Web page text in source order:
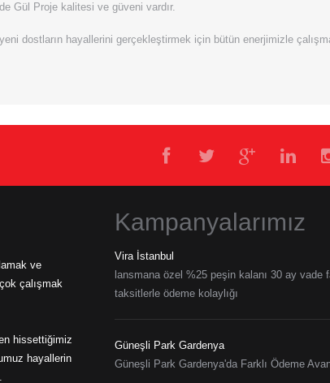
Gül Proje kalitesi ve güveni vardır.
dostların hayallerini gerçekleştirmek için bütün enerjimizle
ve
çalışmak
hissettiğimiz
hayallerin
Kampanyalarımız
Vira İstanbul
lansmana özel %25 peşin kalanı 30 ay vade
taksitlerle ödeme kolaylığı
Güneşli Park Gardenya
Güneşli Park Gardenya'da Farklı Ödeme